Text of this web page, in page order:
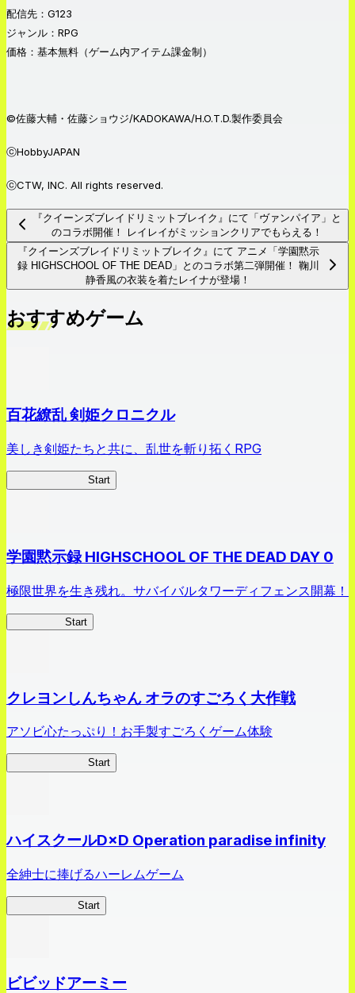
配信先：G123
ジャンル：RPG
価格：基本無料（ゲーム内アイテム課金制）
©佐藤大輔・佐藤ショウジ/KADOKAWA/H.O.T.D.製作委員会
ⓒHobbyJAPAN
ⓒCTW, INC. All rights reserved.
『クイーンズブレイドリミットブレイク』にて「ヴァンパイア」と
のコラボ開催！ レイレイがミッションクリアでもらえる！
『クイーンズブレイドリミットブレイク』にて アニメ「学園黙示
録 HIGHSCHOOL OF THE DEAD」とのコラボ第二弾開催！ 鞠川
静香風の衣装を着たレイナが登場！
おすすめゲーム
百花繚乱 剣姫クロニクル
美しき剣姫たちと共に、乱世を斬り拓くRPG
Start
学園黙示録 HIGHSCHOOL OF THE DEAD DAY 0
極限世界を生き残れ。サバイバルタワーディフェンス開幕！
Start
クレヨンしんちゃん オラのすごろく大作戦
アソビ心たっぷり！お手製すごろくゲーム体験
Start
ハイスクールD×D Operation paradise infinity
全紳士に捧げるハーレムゲーム
Start
ビビッドアーミー